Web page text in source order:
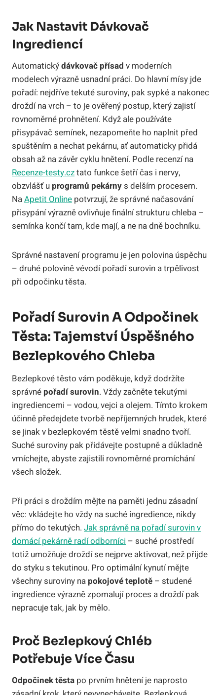
Jak Nastavit Dávkovač
Ingrediencí
Automatickýdávkovač přísad v moderních
modelech výrazně usnadní práci. Do hlavní mísy jde
pořadí: nejdříve tekuté suroviny, pak sypké a nakonec
droždí na vrch – to je ověřený postup, který zajistí
rovnoměrné prohnětení. Když ale používáte
přisypávač semínek, nezapomeňte ho naplnit před
spuštěním a nechat pekárnu, ať automaticky přidá
obsah až na závěr cyklu hnětení. Podle recenzí na
Recenze-testy.cztato funkce šetří čas i nervy,
obzvlášť u programů pekárnys delším procesem.
NaApetit Online potvrzují, že správné načasování
přisypání výrazně ovlivňuje finální strukturu chleba –
semínka končí tam, kde mají, a ne na dně bochníku.
Správné nastavení programu je jen polovina úspěchu
– druhé polovině vévodí pořadí surovin a trpělivost
při odpočinku těsta.
Pořadí Surovin A Odpočinek
Těsta: Tajemství Úspěšného
Bezlepkového Chleba
Bezlepkové těsto vám poděkuje, když dodržíte
správné pořadí surovin. Vždy začněte tekutými
ingrediencemi – vodou, vejci a olejem. Tímto krokem
účinně předejdete tvorbě nepříjemných hrudek, které
se jinak v bezlepkovém těstě velmi snadno tvoří.
Suché suroviny pak přidávejte postupně a důkladně
vmíchejte, abyste zajistili rovnoměrné promíchání
všech složek.
Při práci s droždím mějte na paměti jednu zásadní
věc: vkládejte ho vždy na suché ingredience, nikdy
přímo do tekutých. Jak správně na pořadí surovin v
domácí pekárně radí odborníci – suché prostředí
totiž umožňuje droždí se nejprve aktivovat, než přijde
do styku s tekutinou. Pro optimální kynutí mějte
všechny suroviny na pokojové teplotě – studené
ingredience výrazně zpomalují proces a droždí pak
nepracuje tak, jak by mělo.
Proč Bezlepkový Chléb
Potřebuje Více Času
Odpočinek těsta po prvním hnětení je naprosto